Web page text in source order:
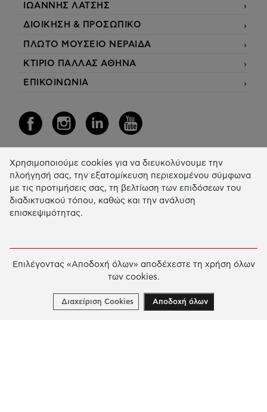
ΙΩΑΝΝΗΣ ΛΑΤΣΗΣ
ΔΙΟΙΚΗΣΗ & ΠΡΟΣΩΠΙΚΟ
ΠΛΩΤΟ ΜΟΥΣΕΙΟ ΝΕΡΑΙΔΑ
ΚΤΙΡΙΟ ΠΑΛΛΑΣ ΑΘΗΝΑ
ΕΠΙΚΟΙΝΩΝΙΑ
Η Δράση μας
ΕΚΠΑIΔΕΥΣΗ & ΑΝΑΠΤΥΞΗ ΔΕΞΙΟΤΗΤΩΝ
ΚΑΙΝΟΤΟΜΙΑ & ΒΙΩΣΙΜΗ ΑΝΑΠΤΥΞΗ
ΧΡΗΜΑΤΟΔΟΤΗΣΕΙΣ
Χρησιμοποιούμε cookies για να διευκολύνουμε την
πλοήγησή σας, την εξατομίκευση περιεχομένου σύμφωνα
με τις προτιμήσεις σας, τη βελτίωση των επιδόσεων του
διαδικτυακού τόπου, καθώς και την ανάλυση
επισκεψιμότητας.
Επιλέγοντας «Αποδοχή όλων» αποδέχεστε τη χρήση όλων
των cookies.
Διαχείριση Cookies Αποδοχή όλων